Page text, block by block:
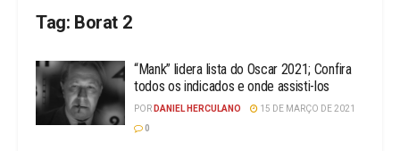
Tag: Borat 2
“Mank” lidera lista do Oscar 2021; Confira
todos os indicados e onde assisti-los
POR DANIEL HERCULANO
15 DE MARÇO DE 2021
0